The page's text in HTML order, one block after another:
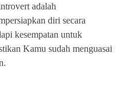
adalah
diri secara
kesempatan untuk
Kamu sudah menguasai